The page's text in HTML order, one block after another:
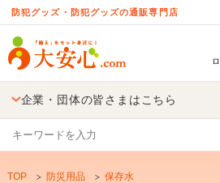
防犯グッズ・防犯グッズの通販専門店
企業・団体の皆さまはこちら
TOP 防災用品 保存水